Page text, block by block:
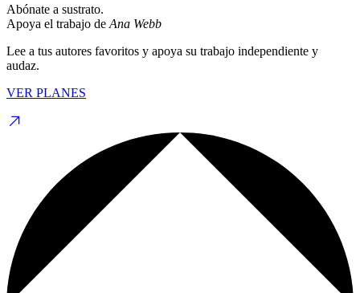
Abónate a sustrato.
Apoya el trabajo de Ana Webb
Lee a tus autores favoritos y apoya su trabajo independiente y
audaz.
VER PLANES